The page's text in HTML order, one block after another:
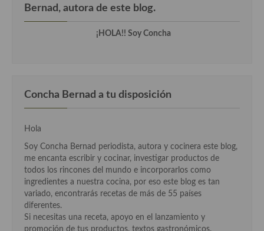
Bernad, autora de este blog.
¡HOLA!! Soy Concha
Concha Bernad a tu disposición
Hola
Soy Concha Bernad periodista, autora y cocinera este blog,
me encanta escribir y cocinar, investigar productos de
todos los rincones del mundo e incorporarlos como
ingredientes a nuestra cocina, por eso este blog es tan
variado, encontrarás recetas de más de 55 países
diferentes.
Si necesitas una receta, apoyo en el lanzamiento y
promoción de tus productos, textos gastronómicos,